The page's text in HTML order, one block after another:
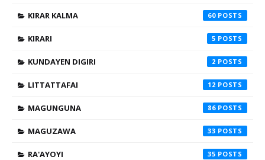
KIRAR KALMA 60
KIRARI 5
KUNDAYEN DIGIRI 2
LITTATTAFAI 12
MAGUNGUNA 86
MAGUZAWA 33
RA'AYOYI 35